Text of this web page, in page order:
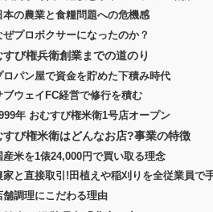
本の農業と食糧問題への危機感
ぜプロボクサーになったのか？
すび権兵衛創業までの道のり
ロパン屋で資金を貯めた下積み時代
ブウェイFC経営で修行を積む
年 おむすび権米衛1号店オープン
すび権米衛はどんなお店?事業の特徴
産米を1俵24,000円で買い取る理念
家と直接取引!田植えや稲刈りを全従業員で
舗調理にこだわる理由